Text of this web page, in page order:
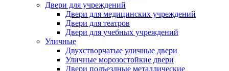
Двери для учреждений
Двери для медицинских учреждений
Двери для театров
Двери для учебных учреждений
Уличные
Двухстворчатые уличные двери
Уличные морозостойкие двери
Двери подъездные металлические